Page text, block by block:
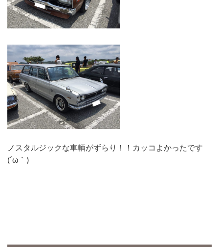
ノスタルジックな車輌がずらり！！カッコよかったです
(´ω｀)